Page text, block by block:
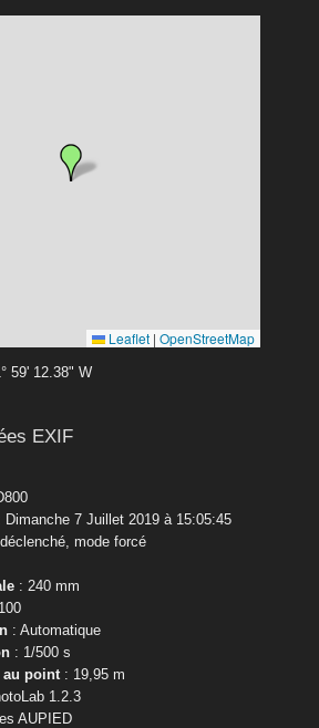
Leaflet | OpenStreetMap
59' 12.38" W
EXIF
7 Juillet 2019 à 15:05:45
mode forcé
: 240 mm
: Automatique
: 1/500 s
au point: 19,95 m
1.2.3
AUPIED